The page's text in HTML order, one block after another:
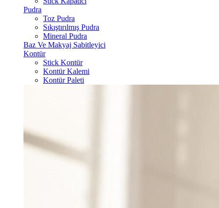
Pudra
Toz Pudra
Sıkıştırılmış Pudra
Mineral Pudra
Baz Ve Makyaj Sabitleyici
Kontür
Stick Kontür
Kontür Kalemi
Kontür Paleti